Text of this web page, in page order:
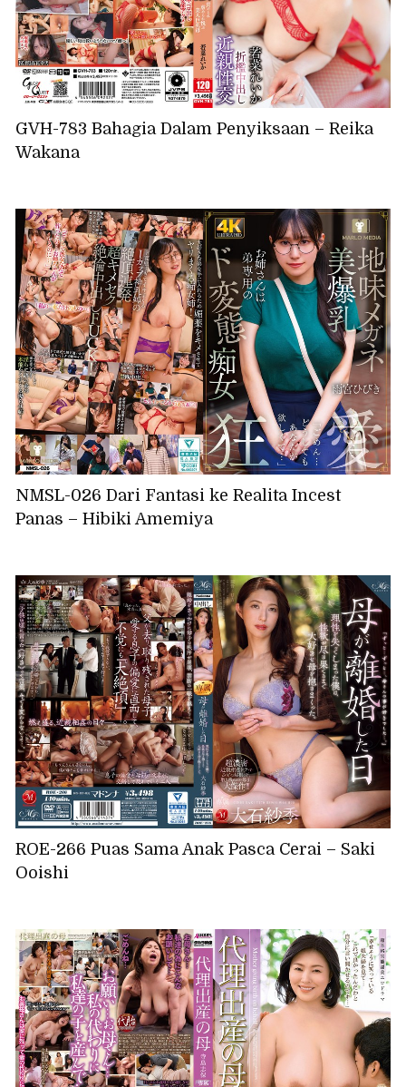
GVH-783 Bahagia Dalam Penyiksaan – Reika
Wakana
NMSL-026 Dari Fantasi ke Realita Incest
Panas – Hibiki Amemiya
ROE-266 Puas Sama Anak Pasca Cerai – Saki
Ooishi